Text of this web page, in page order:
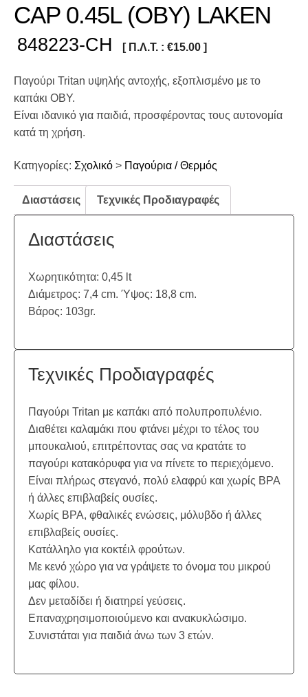
CAP 0.45L (OBY) LAKEN
848223-CH [ Π.Λ.Τ. : €15.00 ]
Παγούρι Tritan υψηλής αντοχής, εξοπλισμένο με το
καπάκι OBY.
Είναι ιδανικό για παιδιά, προσφέροντας τους αυτονομία
κατά τη χρήση.
Κατηγορίες: Σχολικό > Παγούρια / Θερμός
Διαστάσεις Τεχνικές Προδιαγραφές
Διαστάσεις
Χωρητικότητα: 0,45 lt
Διάμετρος: 7,4 cm. Ύψος: 18,8 cm.
Βάρος: 103gr.
Τεχνικές Προδιαγραφές
Παγούρι Tritan με καπάκι από πολυπροπυλένιο.
Διαθέτει καλαμάκι που φτάνει μέχρι το τέλος του
μπουκαλιού, επιτρέποντας σας να κρατάτε το
παγούρι κατακόρυφα για να πίνετε το περιεχόμενο.
Είναι πλήρως στεγανό, πολύ ελαφρύ και χωρίς BPA
ή άλλες επιβλαβείς ουσίες.
Χωρίς BPA, φθαλικές ενώσεις, μόλυβδο ή άλλες
επιβλαβείς ουσίες.
Κατάλληλο για κοκτέιλ φρούτων.
Με κενό χώρο για να γράψετε το όνομα του μικρού
μας φίλου.
Δεν μεταδίδει ή διατηρεί γεύσεις.
Επαναχρησιμοποιούμενο και ανακυκλώσιμο.
Συνιστάται για παιδιά άνω των 3 ετών.